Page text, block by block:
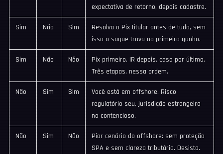
expectativa de retorno, depois cadastre.
Sim Não Sim
Resolva o Pix titular antes de tudo, sem
isso o saque trava no primeiro ganho.
Sim Não Não
Pix primeiro, IR depois, casa por último.
Três etapas, nessa ordem.
Não Sim Sim
Você está em offshore. Risco
regulatório seu, jurisdição estrangeira
no contencioso.
Não Sim Não
Pior cenário do offshore: sem proteção
SPA e sem clareza tributária. Desista.